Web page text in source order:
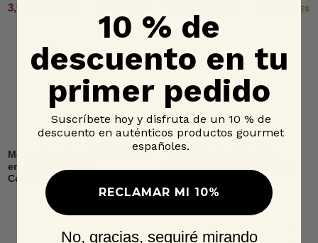
3,95 € - 8,15 € 2 OPCIONES
Melva Canutera de Andalucía
en aceite de oliva,
Conservera de Tarifa
Conservera de Tarifa
10 % de
descuento en tu
primer pedido
Suscríbete hoy y disfruta de un 10 % de
descuento en auténticos productos gourmet
españoles.
RECLAMAR MI 10%
No, gracias, seguiré mirando